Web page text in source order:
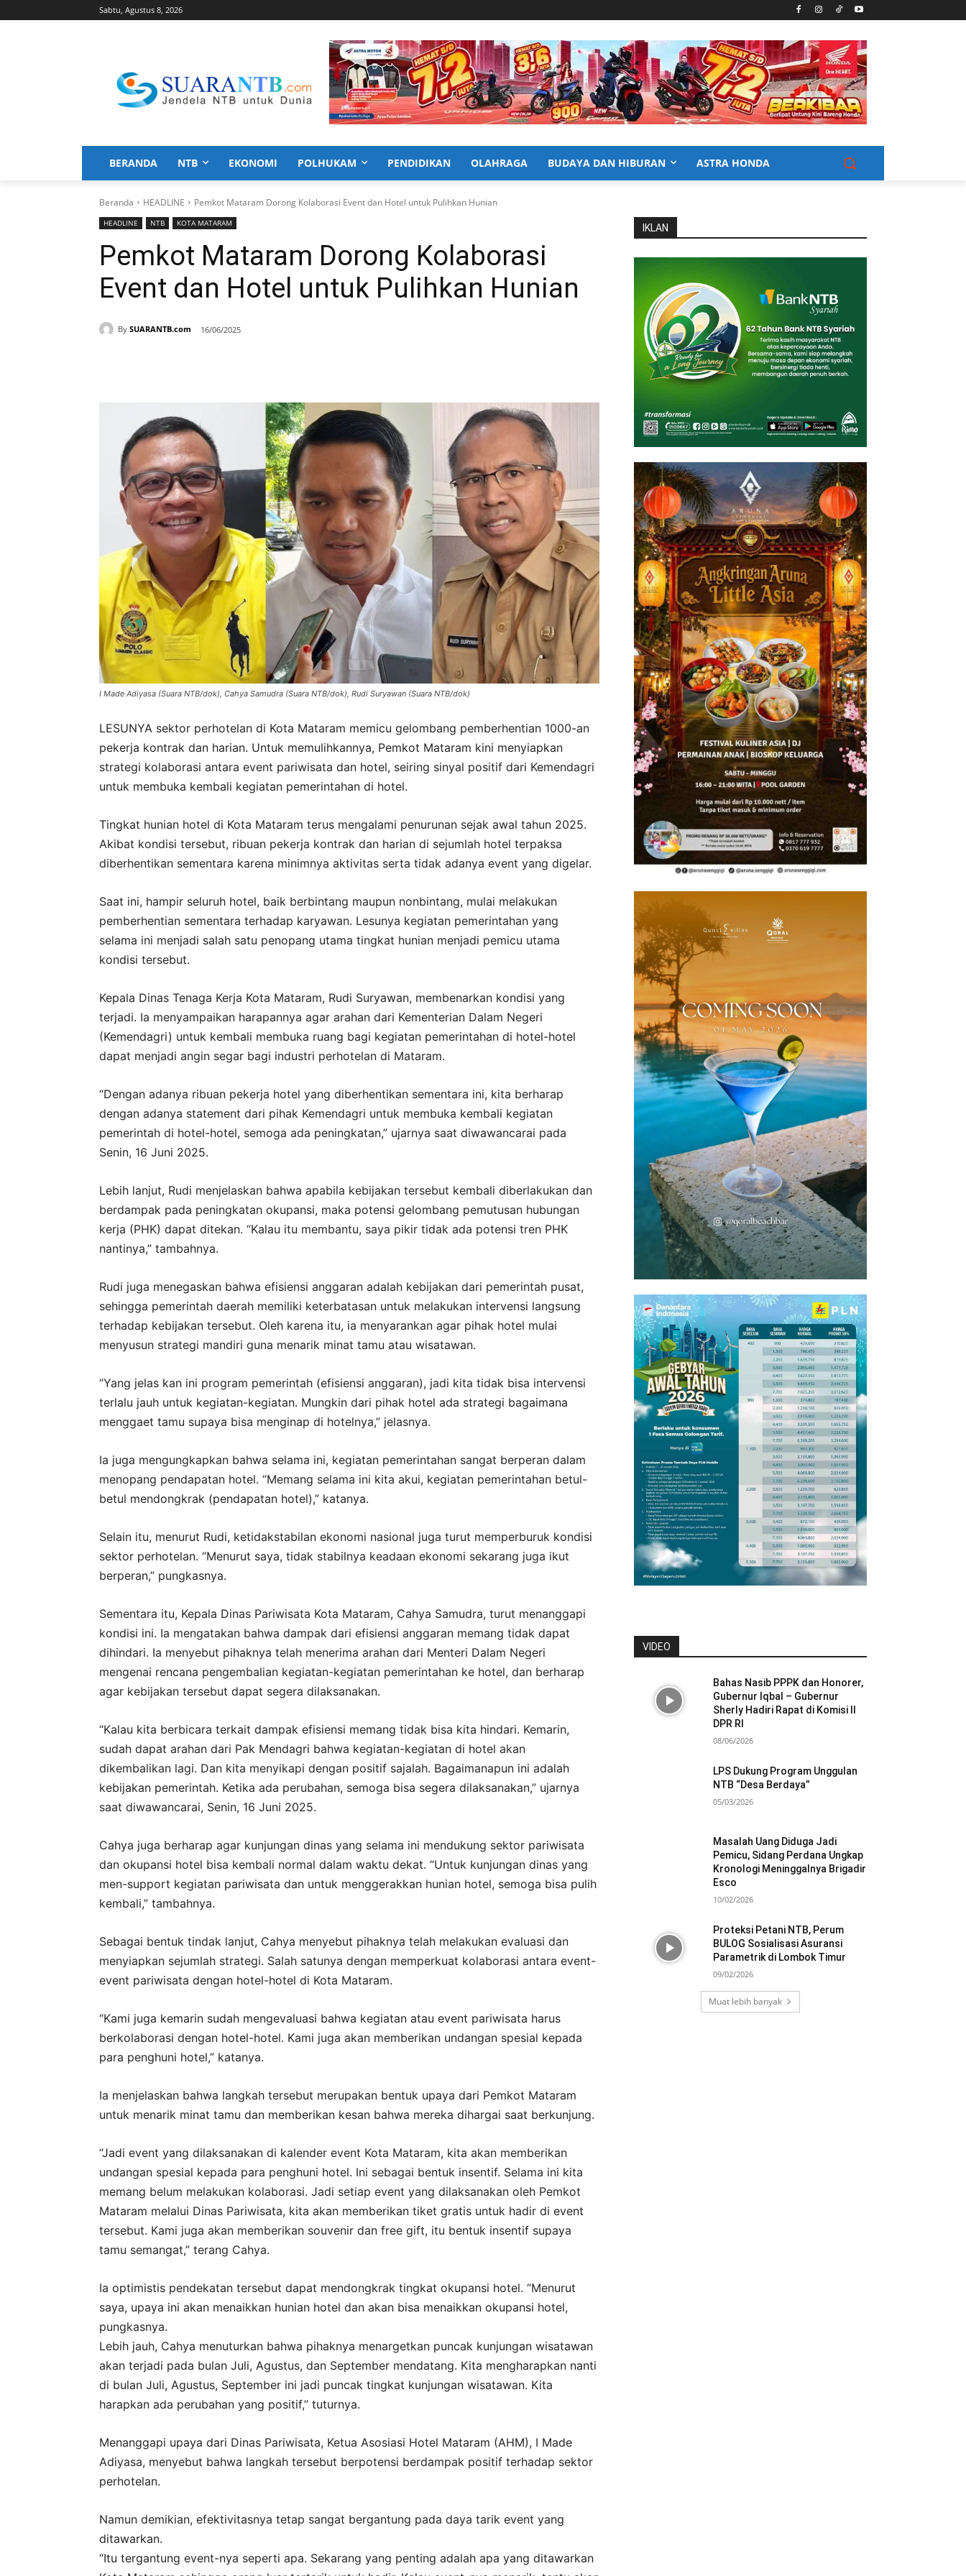
Sabtu, Agustus 8, 2026
BERANDA NTB EKONOMI POLHUKAM PENDIDIKAN OLAHRAGA BUDAYA DAN HIBURAN ASTRA HONDA
Beranda HEADLINE Pemkot Mataram Dorong Kolaborasi Event dan Hotel untuk Pulihkan Hunian
HEADLINE NTB KOTA MATARAM
Pemkot Mataram Dorong Kolaborasi
Event dan Hotel untuk Pulihkan Hunian
By SUARANTB.com 16/06/2025
I Made Adiyasa (Suara NTB/dok), Cahya Samudra (Suara NTB/dok), Rudi Suryawan (Suara NTB/dok)
LESUNYA sektor perhotelan di Kota Mataram memicu gelombang pemberhentian 1000-an
pekerja kontrak dan harian. Untuk memulihkannya, Pemkot Mataram kini menyiapkan
strategi kolaborasi antara event pariwisata dan hotel, seiring sinyal positif dari Kemendagri
untuk membuka kembali kegiatan pemerintahan di hotel.
Tingkat hunian hotel di Kota Mataram terus mengalami penurunan sejak awal tahun 2025.
Akibat kondisi tersebut, ribuan pekerja kontrak dan harian di sejumlah hotel terpaksa
diberhentikan sementara karena minimnya aktivitas serta tidak adanya event yang digelar.
Saat ini, hampir seluruh hotel, baik berbintang maupun nonbintang, mulai melakukan
pemberhentian sementara terhadap karyawan. Lesunya kegiatan pemerintahan yang
selama ini menjadi salah satu penopang utama tingkat hunian menjadi pemicu utama
kondisi tersebut.
Kepala Dinas Tenaga Kerja Kota Mataram, Rudi Suryawan, membenarkan kondisi yang
terjadi. Ia menyampaikan harapannya agar arahan dari Kementerian Dalam Negeri
(Kemendagri) untuk kembali membuka ruang bagi kegiatan pemerintahan di hotel-hotel
dapat menjadi angin segar bagi industri perhotelan di Mataram.
“Dengan adanya ribuan pekerja hotel yang diberhentikan sementara ini, kita berharap
dengan adanya statement dari pihak Kemendagri untuk membuka kembali kegiatan
pemerintah di hotel-hotel, semoga ada peningkatan,” ujarnya saat diwawancarai pada
Senin, 16 Juni 2025.
Lebih lanjut, Rudi menjelaskan bahwa apabila kebijakan tersebut kembali diberlakukan dan
berdampak pada peningkatan okupansi, maka potensi gelombang pemutusan hubungan
kerja (PHK) dapat ditekan. “Kalau itu membantu, saya pikir tidak ada potensi tren PHK
nantinya,” tambahnya.
Rudi juga menegaskan bahwa efisiensi anggaran adalah kebijakan dari pemerintah pusat,
sehingga pemerintah daerah memiliki keterbatasan untuk melakukan intervensi langsung
terhadap kebijakan tersebut. Oleh karena itu, ia menyarankan agar pihak hotel mulai
menyusun strategi mandiri guna menarik minat tamu atau wisatawan.
“Yang jelas kan ini program pemerintah (efisiensi anggaran), jadi kita tidak bisa intervensi
terlalu jauh untuk kegiatan-kegiatan. Mungkin dari pihak hotel ada strategi bagaimana
menggaet tamu supaya bisa menginap di hotelnya,” jelasnya.
Ia juga mengungkapkan bahwa selama ini, kegiatan pemerintahan sangat berperan dalam
menopang pendapatan hotel. “Memang selama ini kita akui, kegiatan pemerintahan betul-
betul mendongkrak (pendapatan hotel),” katanya.
Selain itu, menurut Rudi, ketidakstabilan ekonomi nasional juga turut memperburuk kondisi
sektor perhotelan. “Menurut saya, tidak stabilnya keadaan ekonomi sekarang juga ikut
berperan,” pungkasnya.
Sementara itu, Kepala Dinas Pariwisata Kota Mataram, Cahya Samudra, turut menanggapi
kondisi ini. Ia mengatakan bahwa dampak dari efisiensi anggaran memang tidak dapat
dihindari. Ia menyebut pihaknya telah menerima arahan dari Menteri Dalam Negeri
mengenai rencana pengembalian kegiatan-kegiatan pemerintahan ke hotel, dan berharap
agar kebijakan tersebut dapat segera dilaksanakan.
“Kalau kita berbicara terkait dampak efisiensi memang tidak bisa kita hindari. Kemarin,
sudah dapat arahan dari Pak Mendagri bahwa kegiatan-kegiatan di hotel akan
dikembalikan lagi. Dan kita menyikapi dengan positif sajalah. Bagaimanapun ini adalah
kebijakan pemerintah. Ketika ada perubahan, semoga bisa segera dilaksanakan,” ujarnya
saat diwawancarai, Senin, 16 Juni 2025.
Cahya juga berharap agar kunjungan dinas yang selama ini mendukung sektor pariwisata
dan okupansi hotel bisa kembali normal dalam waktu dekat. “Untuk kunjungan dinas yang
men-support kegiatan pariwisata dan untuk menggerakkan hunian hotel, semoga bisa pulih
kembali,” tambahnya.
Sebagai bentuk tindak lanjut, Cahya menyebut pihaknya telah melakukan evaluasi dan
menyiapkan sejumlah strategi. Salah satunya dengan memperkuat kolaborasi antara event-
event pariwisata dengan hotel-hotel di Kota Mataram.
“Kami juga kemarin sudah mengevaluasi bahwa kegiatan atau event pariwisata harus
berkolaborasi dengan hotel-hotel. Kami juga akan memberikan undangan spesial kepada
para penghuni hotel,” katanya.
Ia menjelaskan bahwa langkah tersebut merupakan bentuk upaya dari Pemkot Mataram
untuk menarik minat tamu dan memberikan kesan bahwa mereka dihargai saat berkunjung.
“Jadi event yang dilaksanakan di kalender event Kota Mataram, kita akan memberikan
undangan spesial kepada para penghuni hotel. Ini sebagai bentuk insentif. Selama ini kita
memang belum melakukan kolaborasi. Jadi setiap event yang dilaksanakan oleh Pemkot
Mataram melalui Dinas Pariwisata, kita akan memberikan tiket gratis untuk hadir di event
tersebut. Kami juga akan memberikan souvenir dan free gift, itu bentuk insentif supaya
tamu semangat,” terang Cahya.
Ia optimistis pendekatan tersebut dapat mendongkrak tingkat okupansi hotel. “Menurut
saya, upaya ini akan menaikkan hunian hotel dan akan bisa menaikkan okupansi hotel,
pungkasnya.
Lebih jauh, Cahya menuturkan bahwa pihaknya menargetkan puncak kunjungan wisatawan
akan terjadi pada bulan Juli, Agustus, dan September mendatang. Kita mengharapkan nanti
di bulan Juli, Agustus, September ini jadi puncak tingkat kunjungan wisatawan. Kita
harapkan ada perubahan yang positif,” tuturnya.
Menanggapi upaya dari Dinas Pariwisata, Ketua Asosiasi Hotel Mataram (AHM), I Made
Adiyasa, menyebut bahwa langkah tersebut berpotensi berdampak positif terhadap sektor
perhotelan.
Namun demikian, efektivitasnya tetap sangat bergantung pada daya tarik event yang
ditawarkan.
“Itu tergantung event-nya seperti apa. Sekarang yang penting adalah apa yang ditawarkan
IKLAN
VIDEO
Bahas Nasib PPPK dan Honorer,
Gubernur Iqbal – Gubernur
Sherly Hadiri Rapat di Komisi II
DPR RI
08/06/2026
LPS Dukung Program Unggulan
NTB “Desa Berdaya”
05/03/2026
Masalah Uang Diduga Jadi
Pemicu, Sidang Perdana Ungkap
Kronologi Meninggalnya Brigadir
Esco
10/02/2026
Proteksi Petani NTB, Perum
BULOG Sosialisasi Asuransi
Parametrik di Lombok Timur
09/02/2026
Muat lebih banyak